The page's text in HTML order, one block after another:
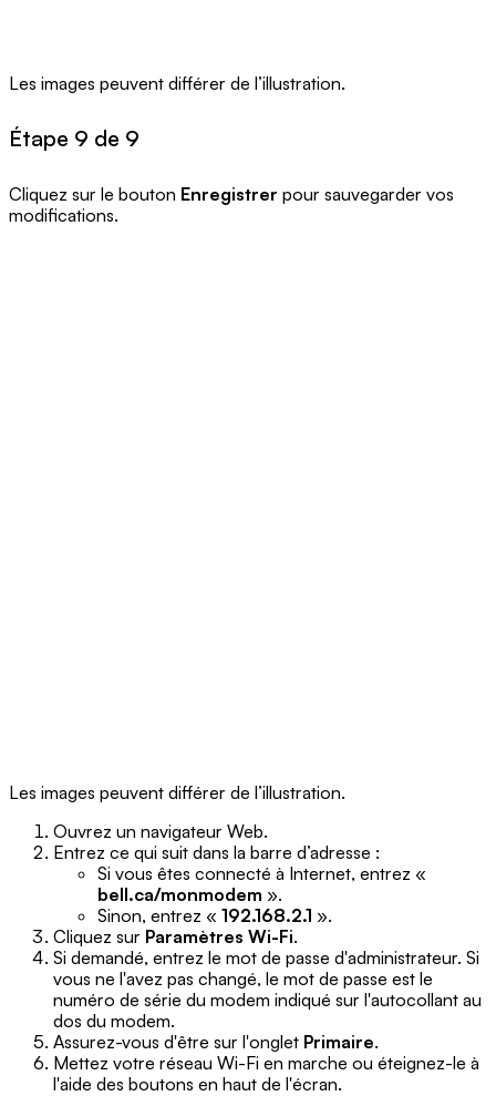
Les images peuvent différer de l’illustration.
Étape 9 de 9
Cliquez sur le bouton Enregistrer pour sauvegarder vos
modifications.
Les images peuvent différer de l’illustration.
Ouvrez un navigateur Web.
Entrez ce qui suit dans la barre d’adresse :
Si vous êtes connecté à Internet, entrez «
bell.ca/monmodem ».
Sinon, entrez « 192.168.2.1 ».
Cliquez sur Paramètres Wi-Fi.
Si demandé, entrez le mot de passe d'administrateur. Si
vous ne l'avez pas changé, le mot de passe est le
numéro de série du modem indiqué sur l'autocollant au
dos du modem.
Assurez-vous d'être sur l'onglet Primaire.
Mettez votre réseau Wi-Fi en marche ou éteignez-le à
l'aide des boutons en haut de l'écran.